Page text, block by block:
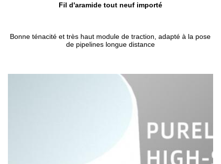
Fil d'aramide tout neuf importé
Bonne ténacité et très haut module de traction, adapté à la pose
de pipelines longue distance